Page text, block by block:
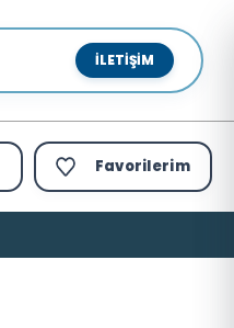
İLETIŞIM
Favorilerim